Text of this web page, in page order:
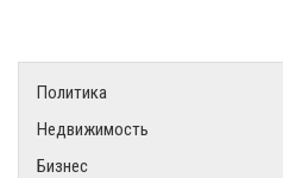
Политика
Недвижимость
Бизнес